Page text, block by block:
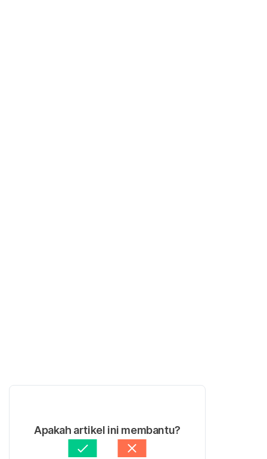
Apakah artikel ini membantu?